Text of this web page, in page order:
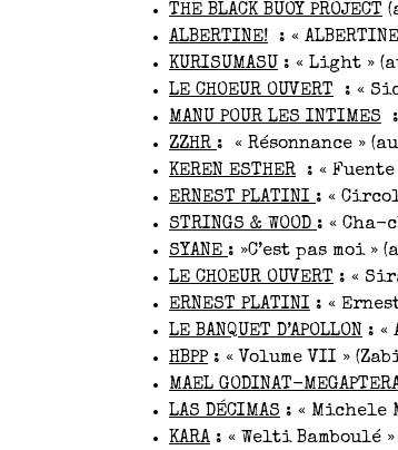
THE BLACK BUOY PROJECT
ALBERTINE! : «
KURISUMASU : « Light »
LE CHOEUR OUVERT : «
MANU POUR LES INTIMES
ZZHR : « Résonnance »
KEREN ESTHER : « Fuente
ERNEST PLATINI : «
STRINGS & WOOD : « Cha-
SYANE : »C’est pas moi »
LE CHOEUR OUVERT : «
ERNEST PLATINI : «
LE BANQUET D’APOLLON : «
HBPP : « Volume VII »
MAEL GODINAT-
LAS DÉCIMAS : « Michele
KARA : « Welti Bamboulé